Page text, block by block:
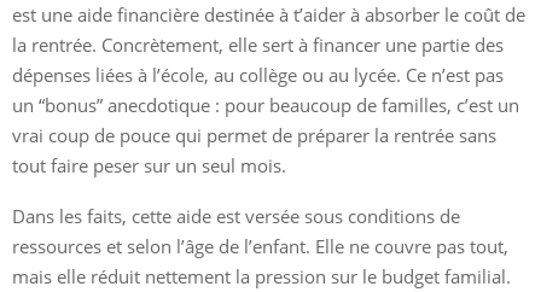
est une aide financière destinée à t’aider à absorber le coût de
la rentrée. Concrètement, elle sert à financer une partie des
dépenses liées à l’école, au collège ou au lycée. Ce n’est pas
un “bonus” anecdotique : pour beaucoup de familles, c’est un
vrai coup de pouce qui permet de préparer la rentrée sans
tout faire peser sur un seul mois.
Dans les faits, cette aide est versée sous conditions de
ressources et selon l’âge de l’enfant. Elle ne couvre pas tout,
mais elle réduit nettement la pression sur le budget familial.